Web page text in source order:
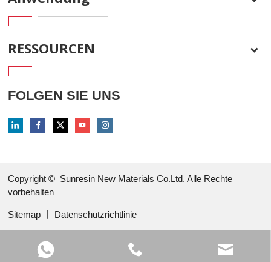
RESSOURCEN
FOLGEN SIE UNS
Copyright © Sunresin New Materials Co.Ltd. Alle Rechte
vorbehalten
Sitemap Datenschutzrichtlinie